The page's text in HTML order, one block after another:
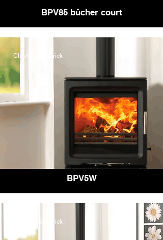
BPV85 bûcher court
Charlton & jenrick
BPV5W
Charlton & jenrick